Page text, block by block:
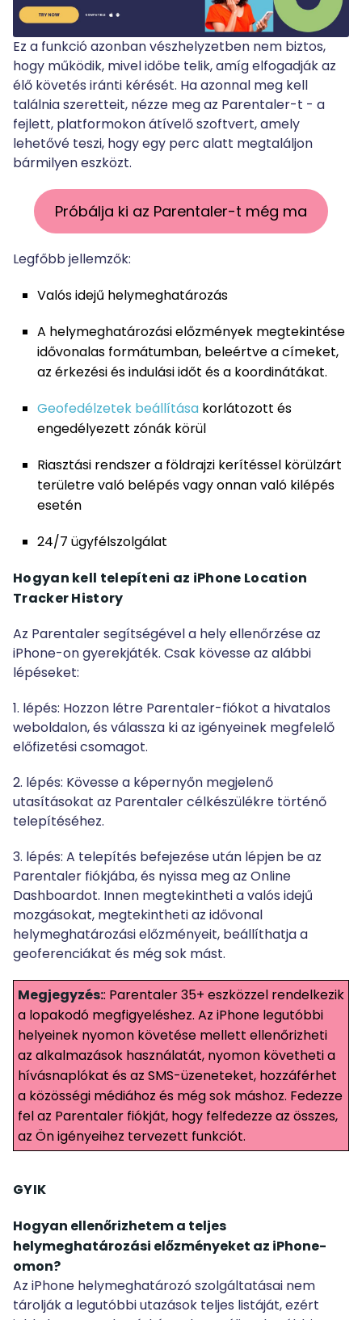
Ez a funkció azonban vészhelyzetben nem biztos,
hogy működik, mivel időbe telik, amíg elfogadják az
élő követés iránti kérését. Ha azonnal meg kell
találnia szeretteit, nézze meg az Parentaler-t - a
fejlett, platformokon átívelő szoftvert, amely
lehetővé teszi, hogy egy perc alatt megtaláljon
bármilyen eszközt.
Próbálja ki az Parentaler-t még ma
Legfőbb jellemzők:
Valós idejű helymeghatározás
A helymeghatározási előzmények megtekintése
idővonalas formátumban, beleértve a címeket,
az érkezési és indulási időt és a koordinátákat.
Geofedélzetek beállítása korlátozott és
engedélyezett zónák körül
Riasztási rendszer a földrajzi kerítéssel körülzárt
területre való belépés vagy onnan való kilépés
esetén
24/7 ügyfélszolgálat
Hogyan kell telepíteni az iPhone Location
Tracker History
Az Parentaler segítségével a hely ellenőrzése az
iPhone-on gyerekjáték. Csak kövesse az alábbi
lépéseket:
1. lépés: Hozzon létre Parentaler-fiókot a hivatalos
weboldalon, és válassza ki az igényeinek megfelelő
előfizetési csomagot.
2. lépés: Kövesse a képernyőn megjelenő
utasításokat az Parentaler célkészülékre történő
telepítéséhez.
3. lépés: A telepítés befejezése után lépjen be az
Parentaler fiókjába, és nyissa meg az Online
Dashboardot. Innen megtekintheti a valós idejű
mozgásokat, megtekintheti az idővonal
helymeghatározási előzményeit, beállíthatja a
geoferenciákat és még sok mást.
Megjegyzés:: Parentaler 35+ eszközzel rendelkezik
a lopakodó megfigyeléshez. Az iPhone legutóbbi
helyeinek nyomon követése mellett ellenőrizheti
az alkalmazások használatát, nyomon követheti a
hívásnaplókat és az SMS-üzeneteket, hozzáférhet
a közösségi médiához és még sok máshoz. Fedezze
fel az Parentaler fiókját, hogy felfedezze az összes,
az Ön igényeihez tervezett funkciót.
GYIK
Hogyan ellenőrizhetem a teljes
helymeghatározási előzményeket az iPhone-
omon?
Az iPhone helymeghatározó szolgáltatásai nem
tárolják a legutóbbi utazások teljes listáját, ezért